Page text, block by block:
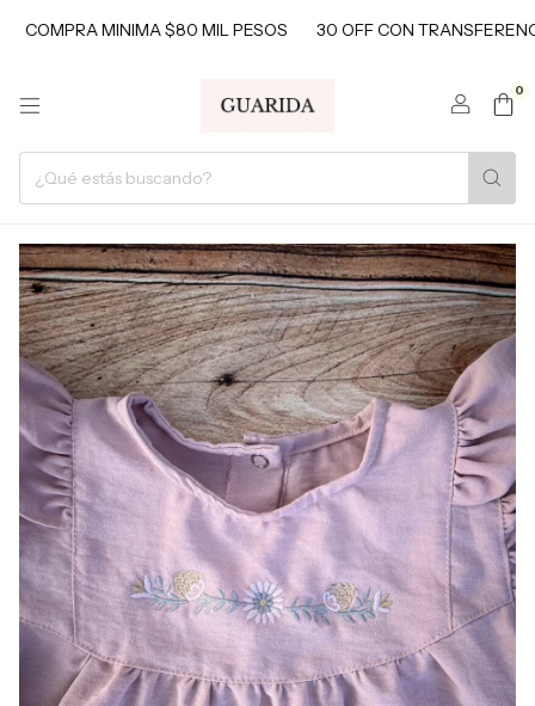
MINIMA $80 MIL PESOS 30 OFF CON TRANSFERENCIAS
0
1/3